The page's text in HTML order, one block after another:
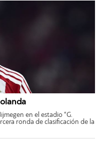
en el estadio “G.
ronda de clasificación de la